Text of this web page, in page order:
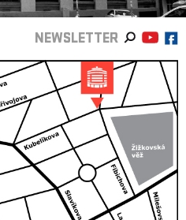
NEWSLETTER